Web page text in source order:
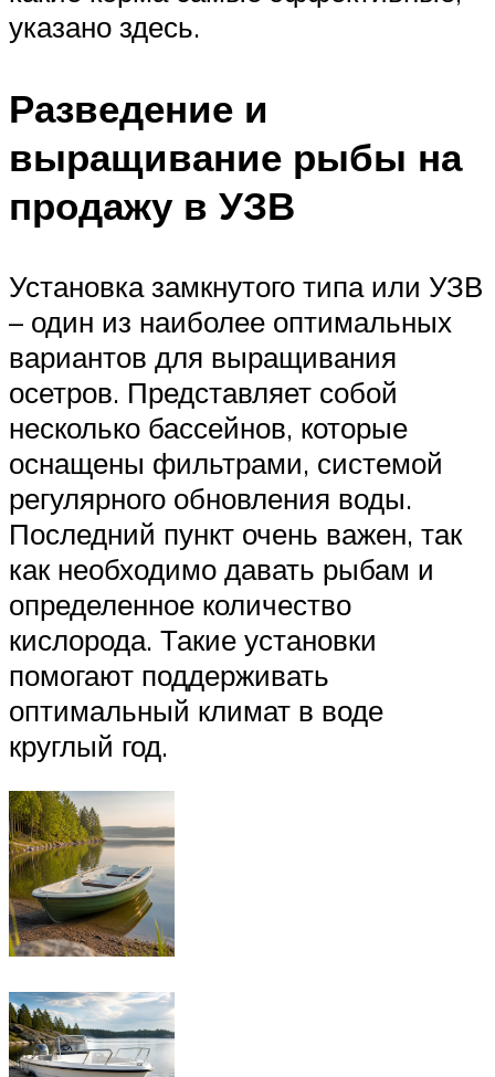
указано здесь.
Разведение и
выращивание рыбы на
продажу в УЗВ
Установка замкнутого типа или УЗВ
– один из наиболее оптимальных
вариантов для выращивания
осетров. Представляет собой
несколько бассейнов, которые
оснащены фильтрами, системой
регулярного обновления воды.
Последний пункт очень важен, так
как необходимо давать рыбам и
определенное количество
кислорода. Такие установки
помогают поддерживать
оптимальный климат в воде
круглый год.